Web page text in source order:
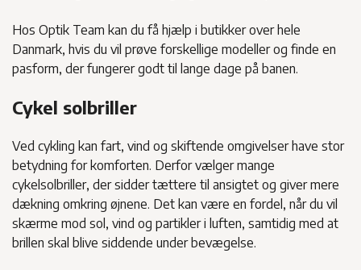
Hos Optik Team kan du få hjælp i butikker over hele
Danmark, hvis du vil prøve forskellige modeller og finde en
pasform, der fungerer godt til lange dage på banen.
Cykel solbriller
Ved cykling kan fart, vind og skiftende omgivelser have stor
betydning for komforten. Derfor vælger mange
cykelsolbriller, der sidder tættere til ansigtet og giver mere
dækning omkring øjnene. Det kan være en fordel, når du vil
skærme mod sol, vind og partikler i luften, samtidig med at
brillen skal blive siddende under bevægelse.